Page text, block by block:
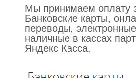
Мы принимаем оплату
Банковские карты,
переводы,
наличные в кассах
Яндекс Касса.